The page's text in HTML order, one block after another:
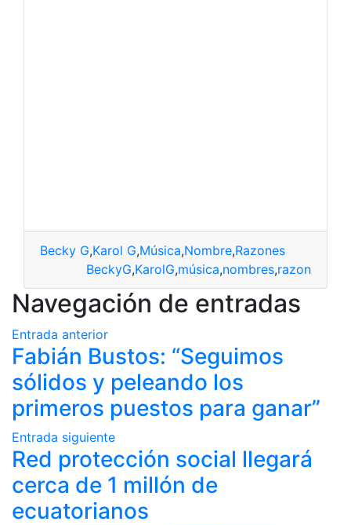
Becky G,Karol G,Música,Nombre,Razones
BeckyG,KarolG,música,nombres,razon
Navegación de entradas
Entrada anterior
Fabián Bustos: “Seguimos
sólidos y peleando los
primeros puestos para ganar”
Entrada siguiente
Red protección social llegará
cerca de 1 millón de
ecuatorianos